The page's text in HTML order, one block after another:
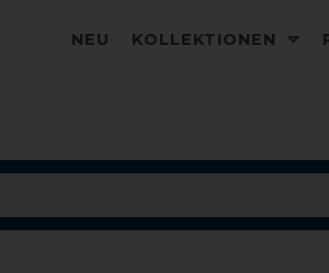
NEU KOLLEKTIONEN